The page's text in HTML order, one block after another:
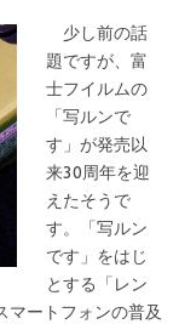
少し前の話
題ですが、富
士フイルムの
「写ルンで
す」が発売以
来30周年を迎
えたそうで
す。「写ルン
です」をはじ
とする「レン
マートフォンの普及